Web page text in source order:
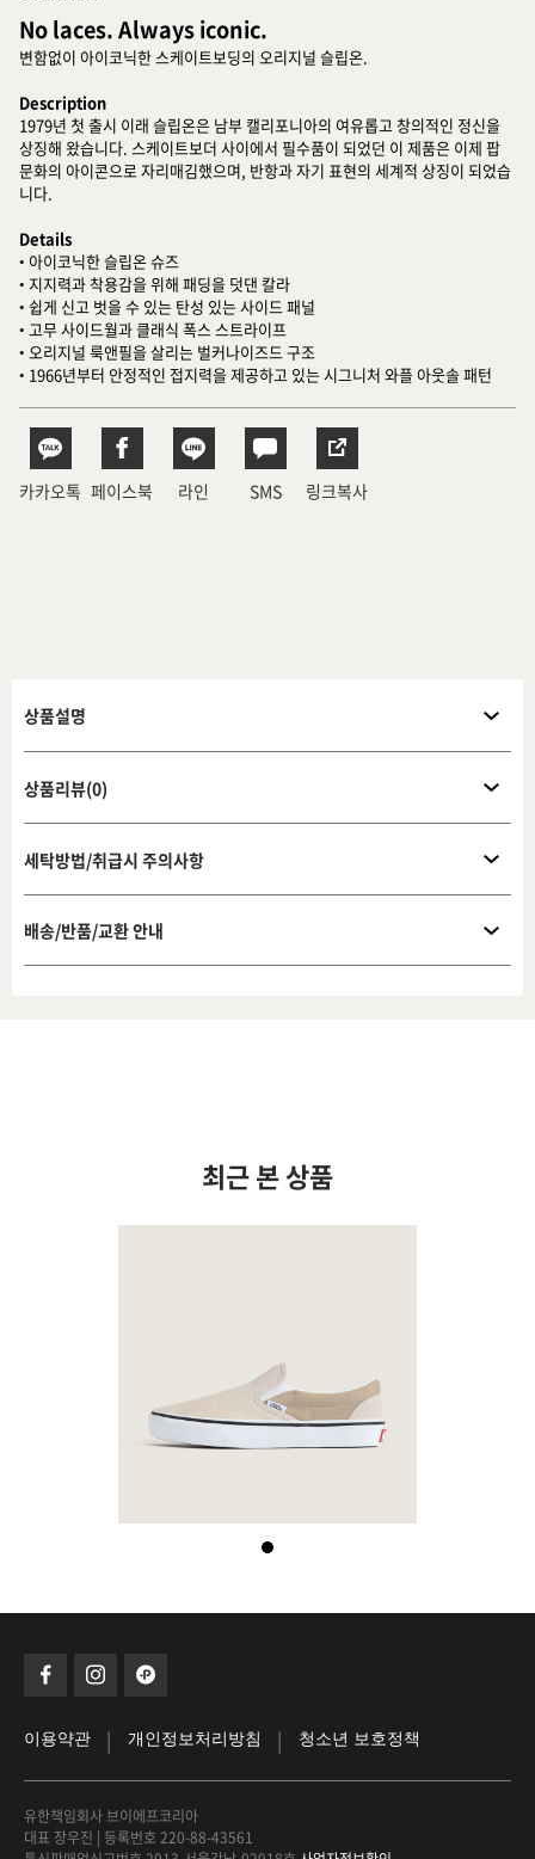
No laces. Always iconic.
변함없이 아이코닉한 스케이트보딩의 오리지널 슬립온.
Description
1979년 첫 출시 이래 슬립온은 남부 캘리포니아의 여유롭고 창의적인 정신을
상징해 왔습니다. 스케이트보더 사이에서 필수품이 되었던 이 제품은 이제 팝
문화의 아이콘으로 자리매김했으며, 반항과 자기 표현의 세계적 상징이 되었습
니다.
Details
• 아이코닉한 슬립온 슈즈
• 지지력과 착용감을 위해 패딩을 덧댄 칼라
• 쉽게 신고 벗을 수 있는 탄성 있는 사이드 패널
• 고무 사이드월과 클래식 폭스 스트라이프
• 오리지널 룩앤필을 살리는 벌커나이즈드 구조
• 1966년부터 안정적인 접지력을 제공하고 있는 시그니처 와플 아웃솔 패턴
카카오톡 페이스북 라인 SMS 링크복사
상품설명
상품리뷰(0)
세탁방법/취급시 주의사항
배송/반품/교환 안내
최근 본 상품
이용약관 | 개인정보처리방침 | 청소년 보호정책
유한책임회사 브이에프코리아
대표 장우진 | 등록번호 220-88-43561